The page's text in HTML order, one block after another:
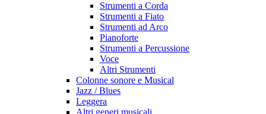
Strumenti a Corda
Strumenti a Fiato
Strumenti ad Arco
Pianoforte
Strumenti a Percussione
Voce
Altri Strumenti
Colonne sonore e Musical
Jazz / Blues
Leggera
Altri generi musicali